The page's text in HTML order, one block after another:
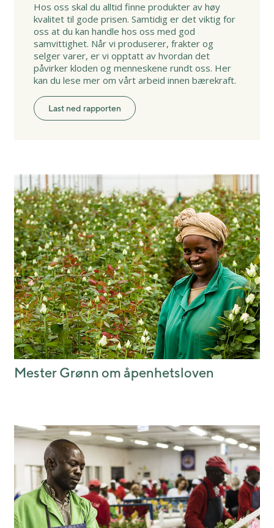
Hos oss skal du alltid finne produkter av høy
kvalitet til gode prisen. Samtidig er det viktig for
oss at du kan handle hos oss med god
samvittighet. Når vi produserer, frakter og
selger varer, er vi opptatt av hvordan det
påvirker kloden og menneskene rundt oss. Her
kan du lese mer om vårt arbeid innen bærekraft.
Last ned rapporten
Mester Grønn om åpenhetsloven